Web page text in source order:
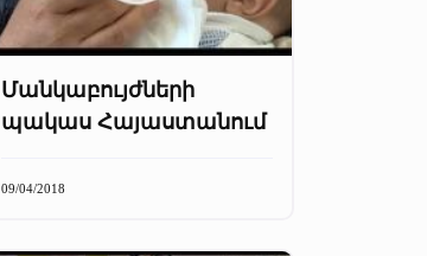
Մանկաբույժների
պակաս Հայաստանում
09/04/2018